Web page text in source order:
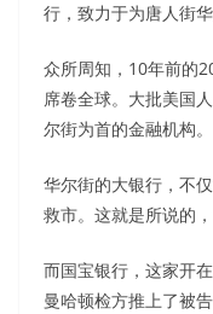
行，致力于为唐人街华
众所周知，10年前的
席卷全球。大批美国
尔街为首的金融机构。
华尔街的大银行，不
救市。这就是所说的，
而国宝银行，这家开
曼哈顿检方推上了被